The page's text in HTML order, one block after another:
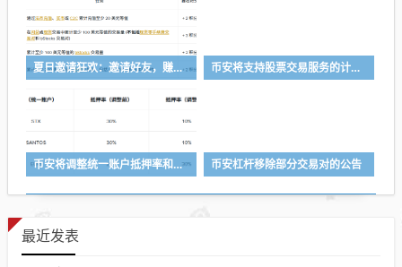
夏日邀请狂欢：邀请好友，赚取最高 8,000 USDC 币安将支持股票交易服务的计划升级
币安将调整统一账户抵押率和U本位永续合约杠杆及保证金阶梯 币安杠杆移除部分交易对的公告
最近发表